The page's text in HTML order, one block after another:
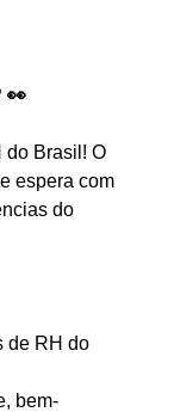
👀
do Brasil! O
espera com
do
de RH do
bem-